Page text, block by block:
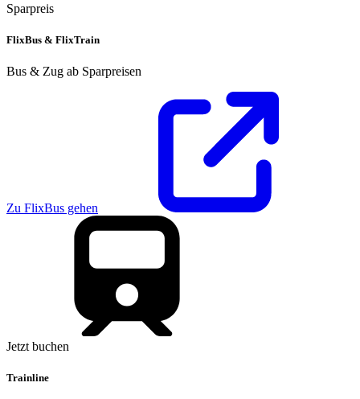
Sparpreis
FlixBus & FlixTrain
Bus & Zug ab Sparpreisen
Zu FlixBus gehen
Jetzt buchen
Trainline